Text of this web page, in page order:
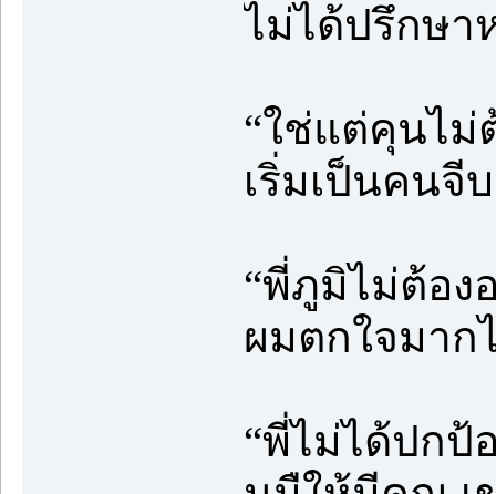
ไม่ได้ปรึกษา
“ใช่แต่คุนไม่
เริ่มเป็นคนจี
“พี่ภูมิไม่ต้อง
ผมตกใจมา
“พี่ไม่ได้ปกป้